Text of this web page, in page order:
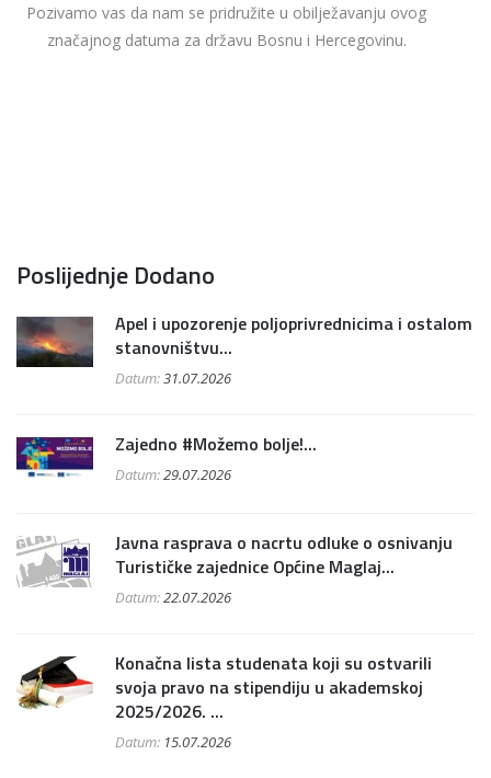
Pozivamo vas da nam se pridružite u obilježavanju ovog
značajnog datuma za državu Bosnu i Hercegovinu.
Poslijednje Dodano
Apel i upozorenje poljoprivrednicima i ostalom
stanovništvu...
Datum:31.07.2026
Zajedno #Možemo bolje!...
Datum:29.07.2026
Javna rasprava o nacrtu odluke o osnivanju
Turističke zajednice Općine Maglaj...
Datum:22.07.2026
Konačna lista studenata koji su ostvarili
svoja pravo na stipendiju u akademskoj
2025/2026. ...
Datum: 15.07.2026